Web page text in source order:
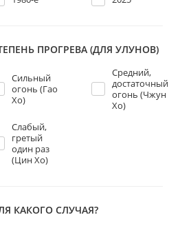
ПРОГРЕВА (ДЛЯ УЛУНОВ)
Сильный
огонь (Гао
Хо)
Средний,
достаточный
огонь (Чжун
Хо)
Слабый,
гретый
один раз
(Цин Хо)
КАКОГО СЛУЧАЯ?